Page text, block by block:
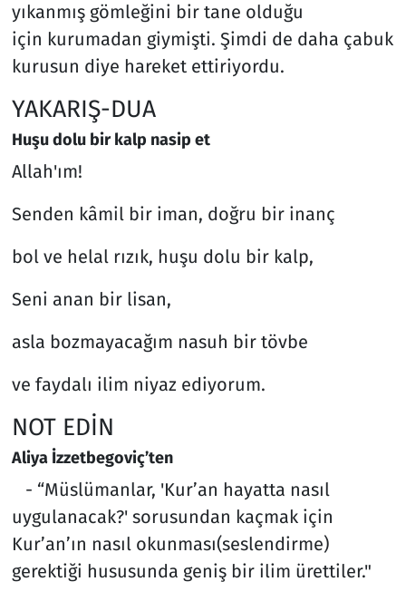
yıkanmış gömleğini bir tane olduğu
için kurumadan giymişti. Şimdi de daha çabuk
kurusun diye hareket ettiriyordu.
YAKARIŞ-DUA
Huşu dolu bir kalp nasip et
Allah'ım!
Senden kâmil bir iman, doğru bir inanç
bol ve helal rızık, huşu dolu bir kalp,
Seni anan bir lisan,
asla bozmayacağım nasuh bir tövbe
ve faydalı ilim niyaz ediyorum.
NOT EDİN
Aliya İzzetbegoviç’ten
- “Müslümanlar, 'Kur’an hayatta nasıl
uygulanacak?' sorusundan kaçmak için
Kur’an’ın nasıl okunması(seslendirme)
gerektiği hususunda geniş bir ilim ürettiler."